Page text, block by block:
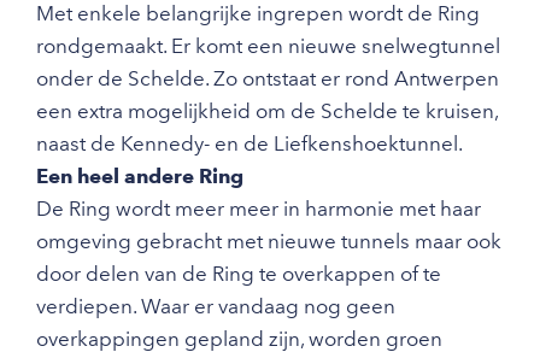
Met enkele belangrijke ingrepen wordt de Ring
rondgemaakt. Er komt een nieuwe snelwegtunnel
onder de Schelde. Zo ontstaat er rond Antwerpen
een extra mogelijkheid om de Schelde te kruisen,
naast de Kennedy- en de Liefkenshoektunnel.
Een heel andere Ring
De Ring wordt meer meer in harmonie met haar
omgeving gebracht met nieuwe tunnels maar ook
door delen van de Ring te overkappen of te
verdiepen. Waar er vandaag nog geen
overkappingen gepland zijn, worden groen